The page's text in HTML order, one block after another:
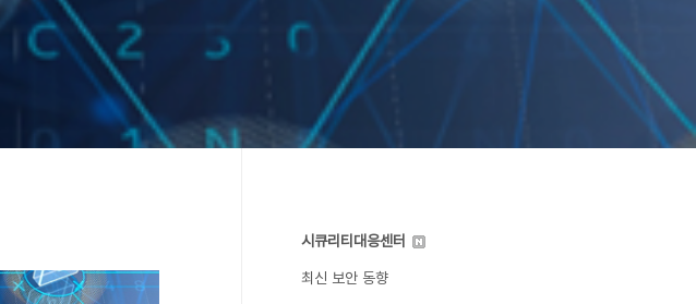
시큐리티대응센터
최신 보안 동향